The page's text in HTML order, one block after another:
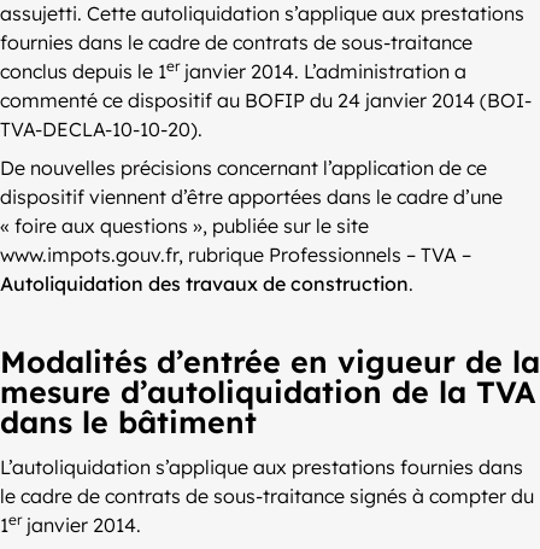
assujetti. Cette autoliquidation s’applique aux prestations
fournies dans le cadre de contrats de sous-traitance
conclus depuis le 1erjanvier 2014. L’administration a
commenté ce dispositif au BOFIP du 24 janvier 2014 (BOI-
TVA-DECLA-10-10-20).
De nouvelles précisions concernant l’application de ce
dispositif viennent d’être apportées dans le cadre d’une
« foire aux questions », publiée sur le site
www.impots.gouv.fr, rubrique Professionnels – TVA –
Autoliquidation des travaux de construction.
Modalités d’entrée en vigueur de la
mesure d’autoliquidation de la TVA
dans le bâtiment
L’autoliquidation s’applique aux prestations fournies dans
le cadre de contrats de sous-traitance signés à compter du
1erjanvier 2014.